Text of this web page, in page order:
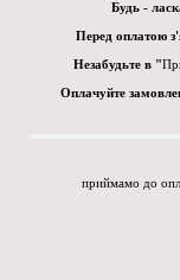
Будь -
Перед оплатою
Незабудьте в "
Оплачуйте
приймамо до